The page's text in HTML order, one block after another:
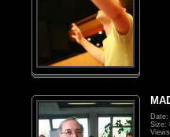
Date:
Size: